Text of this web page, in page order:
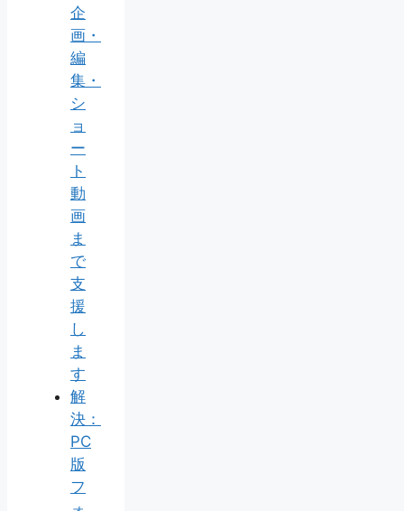
企
画・
編
集・
シ
ョ
ー
ト
動
画
ま
で
支
援
し
ま
す
解
決：
PC
版
フ